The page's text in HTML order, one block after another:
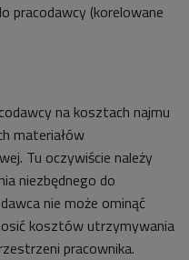
pracodawcy (korelowane
na kosztach najmu
materiałów
Tu oczywiście należy
niezbędnego do
nie może ominąć
kosztów utrzymywania
pracownika.